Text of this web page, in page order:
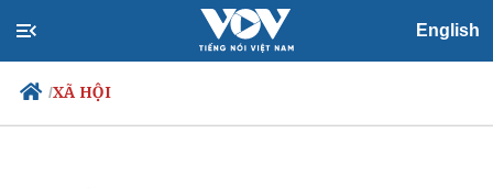
English
/XÃ HỘI